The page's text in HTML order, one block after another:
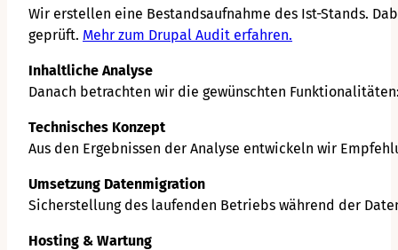
Wir erstellen eine Bestandsaufnahme des Ist-Stands.
geprüft. Mehr zum Drupal Audit erfahren.
Inhaltliche Analyse
Danach betrachten wir die gewünschten
Technisches Konzept
Aus den Ergebnissen der Analyse entwickeln wir
Umsetzung Datenmigration
Sicherstellung des laufenden Betriebs während der
Hosting & Wartung